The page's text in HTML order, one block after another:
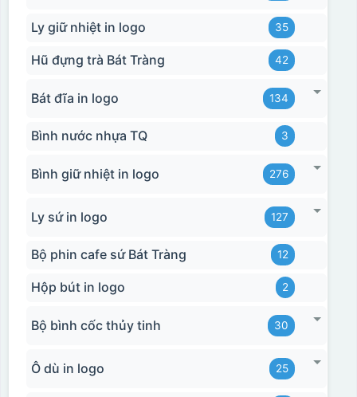
Ly giữ nhiệt in logo 35
Hũ đựng trà Bát Tràng 42
Bát đĩa in logo 134
Bình nước nhựa TQ 3
Bình giữ nhiệt in logo 276
Ly sứ in logo 127
Bộ phin cafe sứ Bát Tràng 12
Hộp bút in logo 2
Bộ bình cốc thủy tinh 30
Ô dù in logo 25